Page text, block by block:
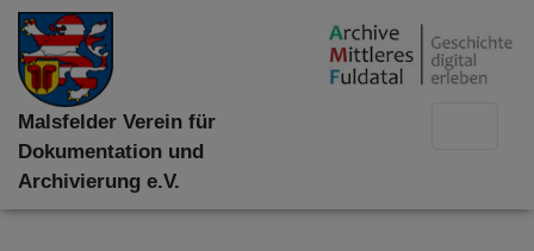
Malsfelder Verein für
Dokumentation und
Archivierung e.V.